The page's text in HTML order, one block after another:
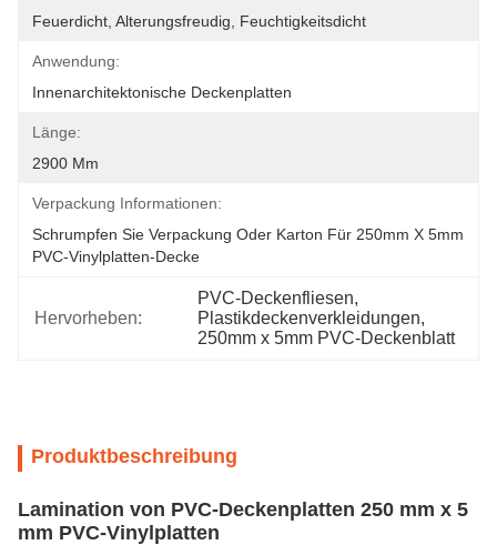
Feuerdicht, Alterungsfreudig, Feuchtigkeitsdicht
Anwendung:
Innenarchitektonische Deckenplatten
Länge:
2900 Mm
Verpackung Informationen:
Schrumpfen Sie Verpackung Oder Karton Für 250mm X 5mm
PVC-Vinylplatten-Decke
Hervorheben:
PVC-Deckenfliesen,
Plastikdeckenverkleidungen,
250mm x 5mm PVC-Deckenblatt
Produktbeschreibung
Lamination von PVC-Deckenplatten 250 mm x 5
mm PVC-Vinylplatten